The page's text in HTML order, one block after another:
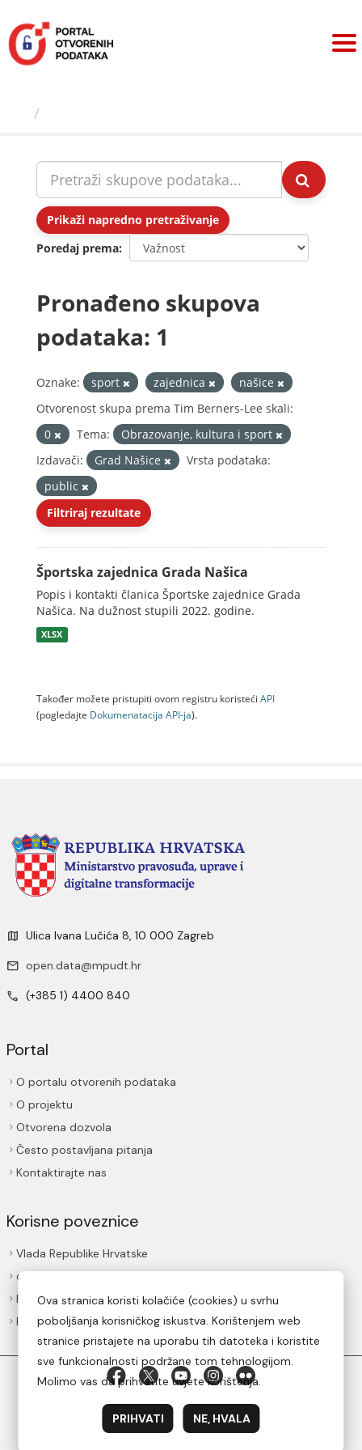
sadržaj
Prikaži napredno pretraživanje
Poredaj prema
Pronađeno skupova
podataka: 1
Oznake: sport zajednica
našice
Otvorenost skupa prema Tim Berners-Lee skali:
0
Tema:
Obrazovanje, kultura i sport
Izdavači:
Grad Našice
Vrsta podataka:
public
Filtriraj rezultate
Športska zajednica Grada Našica
Popis i kontakti članica Športske zajednice Grada
Našica. Na dužnost stupili 2022. godine.
XLSX
Također možete pristupiti ovom registru koristeći API
(pogledajte Dokumenаtаcijа API-jа).